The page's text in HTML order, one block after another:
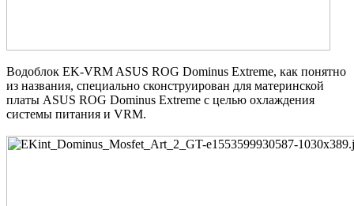
Водоблок EK-VRM ASUS ROG Dominus Extreme, как понятно
из названия, специально сконструирован для материнской
платы ASUS ROG Dominus Extreme с целью охлаждения
системы питания и VRM.